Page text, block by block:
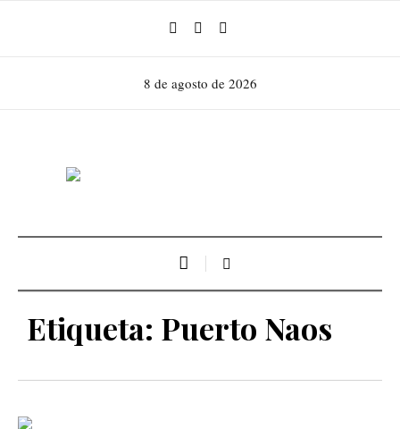
8 de agosto de 2026
Etiqueta: Puerto Naos